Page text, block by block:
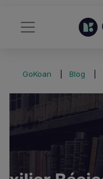
GoKoan Blog